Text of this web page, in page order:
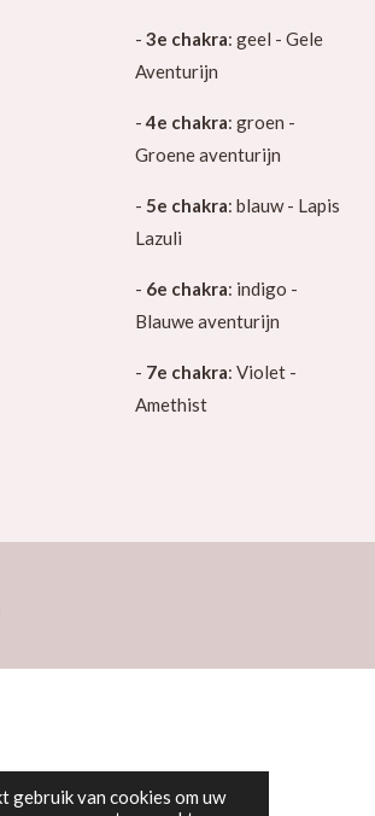
gebruik van cookies om uw
- 3e chakra: geel - Gele
Aventurijn
-4e chakra: groen -
Groene aventurijn
- 5e chakra: blauw - Lapis
Lazuli
- 6e chakra: indigo -
Blauwe aventurijn
- 7e chakra: Violet -
Amethist